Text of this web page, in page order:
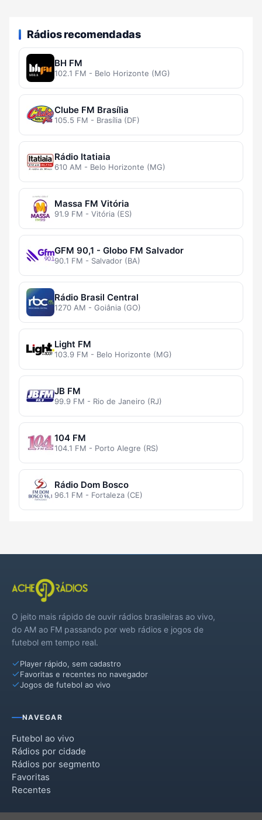
Rádios recomendadas
BH FM
102.1 FM - Belo Horizonte (MG)
Clube FM Brasília
105.5 FM - Brasília (DF)
Rádio Itatiaia
610 AM - Belo Horizonte (MG)
Massa FM Vitória
91.9 FM - Vitória (ES)
GFM 90,1 - Globo FM Salvador
90.1 FM - Salvador (BA)
Rádio Brasil Central
1270 AM - Goiânia (GO)
Light FM
103.9 FM - Belo Horizonte (MG)
JB FM
99.9 FM - Rio de Janeiro (RJ)
104 FM
104.1 FM - Porto Alegre (RS)
Rádio Dom Bosco
96.1 FM - Fortaleza (CE)
O jeito mais rápido de ouvir rádios brasileiras ao vivo,
do AM ao FM passando por web rádios e jogos de
futebol em tempo real.
Player rápido, sem cadastro
Favoritas e recentes no navegador
Jogos de futebol ao vivo
NAVEGAR
Futebol ao vivo
Rádios por cidade
Rádios por segmento
Favoritas
Recentes